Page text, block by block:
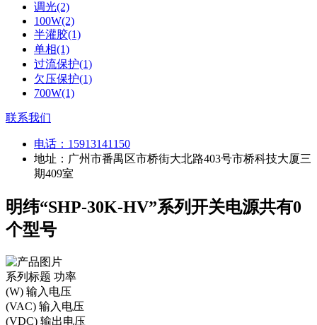
调光(2)
100W(2)
半灌胶(1)
单相(1)
过流保护(1)
欠压保护(1)
700W(1)
联系我们
电话： 15913141150
地址：广州市番禺区市桥街大北路403号市桥科技大厦三
期409室
明纬“SHP-30K-HV”系列开关电源共有0
个型号
系列标题 功率
(W) 输入电压
(VAC) 输入电压
(VDC) 输出电压